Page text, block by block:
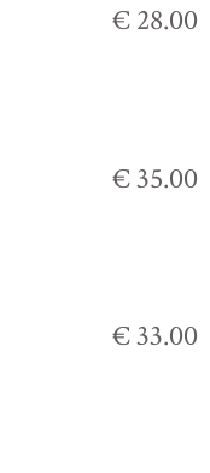
€ 28.00
€ 35.00
€ 33.00